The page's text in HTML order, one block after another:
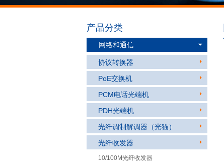
产品分类
网络和通信
协议转换器
PoE交换机
PCM电话光端机
PDH光端机
光纤调制解调器（光猫）
光纤收发器
10/100M光纤收发器